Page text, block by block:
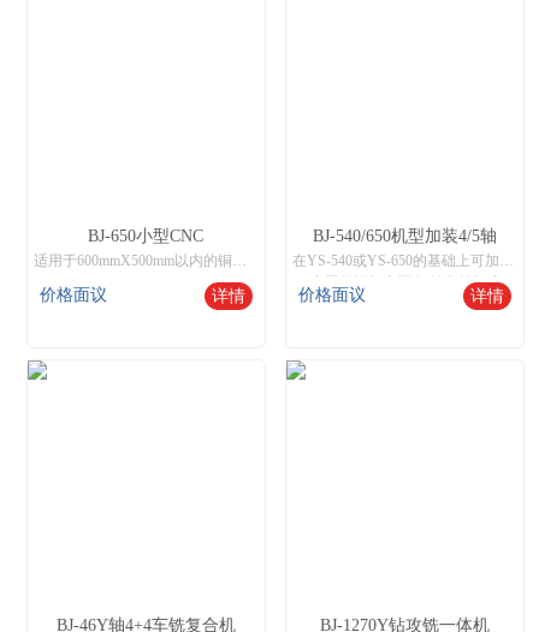
BJ-650小型CNC
价格面议 详情
BJ-540/650机型加装4/5轴
中国数控机床网,智能数控机床
价格面议 详情
BJ-46Y轴4+4车铣复合机 BJ-1270Y钻攻铣一体机